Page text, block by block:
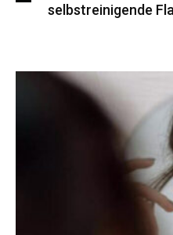
selbstreinigende